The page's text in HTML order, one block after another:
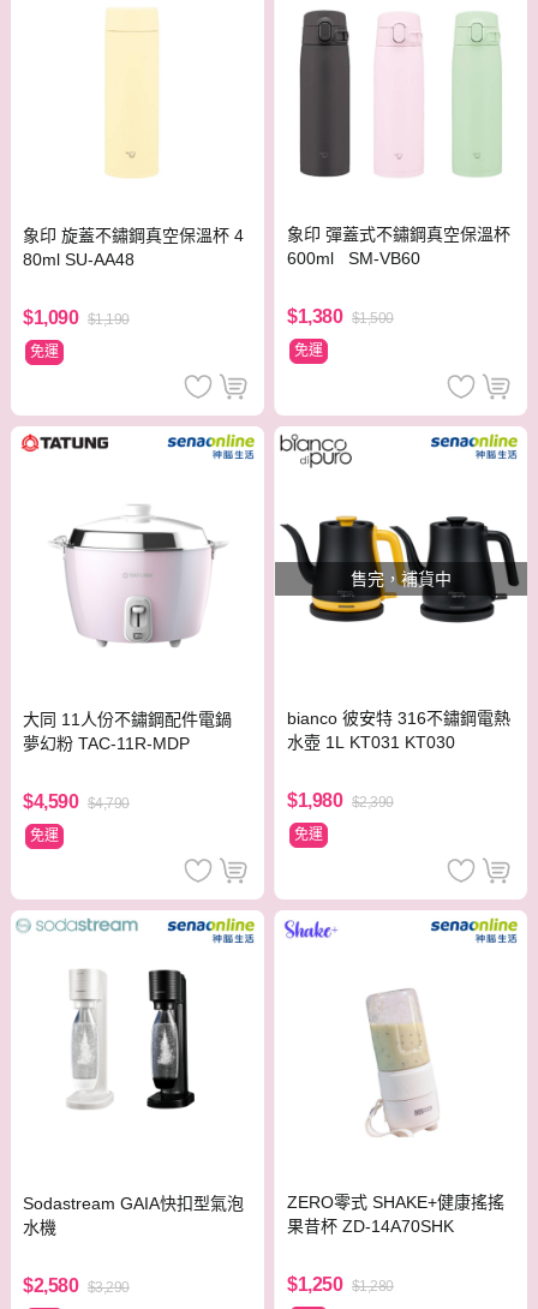
象印 旋蓋不鏽鋼真空保溫杯 4
80ml SU-AA48
$1,090 $1,190
免運
象印 彈蓋式不鏽鋼真空保溫杯
600ml SM-VB60
$1,380 $1,500
免運
大同 11人份不鏽鋼配件電鍋
夢幻粉 TAC-11R-MDP
$4,590 $4,790
免運
售完，補貨中
bianco 彼安特 316不鏽鋼電熱
水壺 1L KT031 KT030
$1,980 $2,390
免運
Sodastream GAIA快扣型氣泡
水機
$2,580 $3,290
ZERO零式 SHAKE+健康搖搖
果昔杯 ZD-14A70SHK
$1,250 $1,280